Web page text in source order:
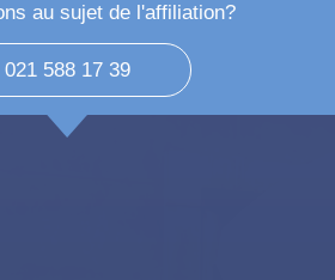
au sujet de l'affiliation?
021 588 17 39